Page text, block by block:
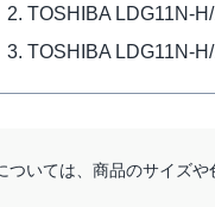
TOSHIBA LDG11N-
TOSHIBA LDG11N-
いては、商品のサイズや